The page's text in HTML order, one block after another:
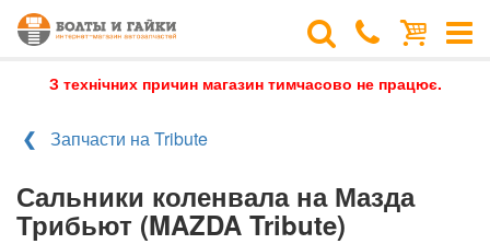
З технічних причин магазин тимчасово не працює.
Запчасти на Tribute
Сальники коленвала на Мазда
Трибьют (MAZDA Tribute)